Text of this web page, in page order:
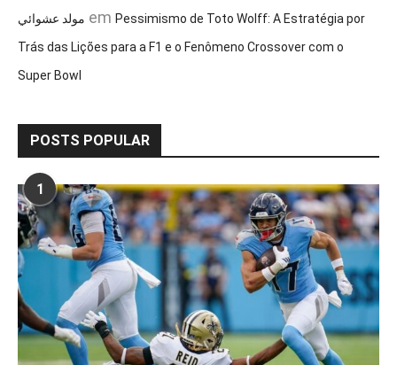
مولد عشوائي em Pessimismo de Toto Wolff: A Estratégia por
Trás das Lições para a F1 e o Fenômeno Crossover com o
Super Bowl
POSTS POPULAR
1